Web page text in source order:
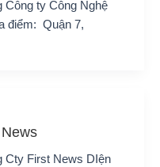
Công ty Công Nghệ
điểm: Quận 7,
Cty First News DIện